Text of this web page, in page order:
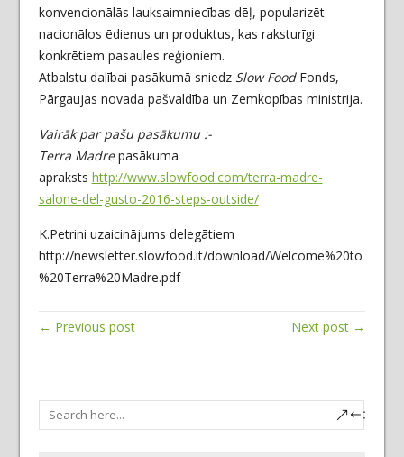
konvencionālās lauksaimniecības dēļ, popularizēt
nacionālos ēdienus un produktus, kas raksturīgi
konkrētiem pasaules reģioniem.
Atbalstu dalībai pasākumā sniedz Slow FoodFonds,
Pārgaujas novada pašvaldība un Zemkopības ministrija.
Vairāk par pašu pasākumu :-
Terra Madrepasākuma
apraksts http://www.slowfood.com/terra-madre-
salone-del-gusto-2016-steps-outside/
K.Petrini uzaicinājums delegātiem
http://newsletter.slowfood.it/download/Welcome%20to
%20Terra%20Madre.pdf
← Previous post Next post →